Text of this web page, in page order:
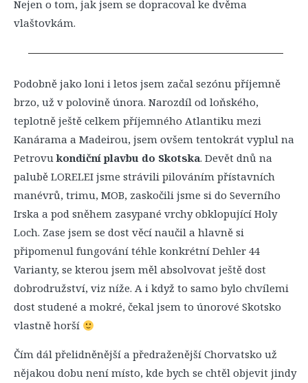
Nejen o tom, jak jsem se dopracoval ke dvěma
vlaštovkám.
Podobně jako loni i letos jsem začal sezónu příjemně
brzo, už v polovině února. Narozdíl od loňského,
teplotně ještě celkem příjemného Atlantiku mezi
Kanárama a Madeirou, jsem ovšem tentokrát vyplul na
Petrovukondiční plavbu do Skotska. Devět dnů na
palubě LORELEI jsme strávili pilováním přístavních
manévrů, trimu, MOB, zaskočili jsme si do Severního
Irska a pod sněhem zasypané vrchy obklopující Holy
Loch. Zase jsem se dost věcí naučil a hlavně si
připomenul fungování téhle konkrétní Dehler 44
Varianty, se kterou jsem měl absolvovat ještě dost
dobrodružství, viz níže. A i když to samo bylo chvílemi
dost studené a mokré, čekal jsem to únorové Skotsko
vlastně horší
Čím dál přelidněnější a předraženější Chorvatsko už
nějakou dobu není místo, kde bych se chtěl objevit jindy